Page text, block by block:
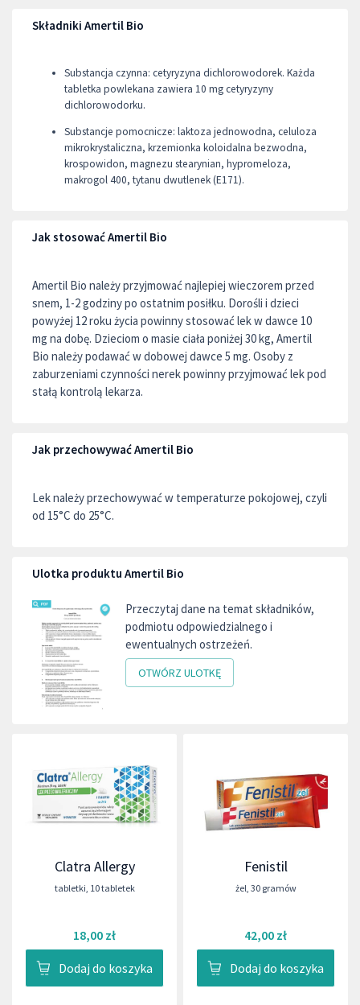
Składniki Amertil Bio
Substancja czynna: cetyryzyna dichlorowodorek. Każda
tabletka powlekana zawiera 10 mg cetyryzyny
dichlorowodorku.
Substancje pomocnicze: laktoza jednowodna, celuloza
mikrokrystaliczna, krzemionka koloidalna bezwodna,
krospowidon, magnezu stearynian, hypromeloza,
makrogol 400, tytanu dwutlenek (E171).
Jak stosować Amertil Bio
Amertil Bio należy przyjmować najlepiej wieczorem przed
snem, 1-2 godziny po ostatnim posiłku. Dorośli i dzieci
powyżej 12 roku życia powinny stosować lek w dawce 10
mg na dobę. Dzieciom o masie ciała poniżej 30 kg, Amertil
Bio należy podawać w dobowej dawce 5 mg. Osoby z
zaburzeniami czynności nerek powinny przyjmować lek pod
stałą kontrolą lekarza.
Jak przechowywać Amertil Bio
Lek należy przechowywać w temperaturze pokojowej, czyli
od 15°C do 25°C.
Ulotka produktu Amertil Bio
Przeczytaj dane na temat składników,
podmiotu odpowiedzialnego i
ewentualnych ostrzeżeń.
OTWÓRZ ULOTKĘ
Clatra Allergy
tabletki 10 tabletek
18,00 zł
Dodaj do koszyka
Fenistil
żel 30 gramów
42,00 zł
Dodaj do koszyka